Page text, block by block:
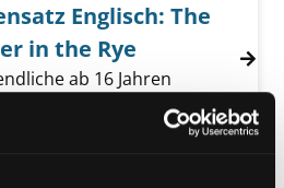
von Klassensatz Englisch:
Englisch: The
in the Rye
ab 16 Jahren
Salinger, Jerome DavidSuche